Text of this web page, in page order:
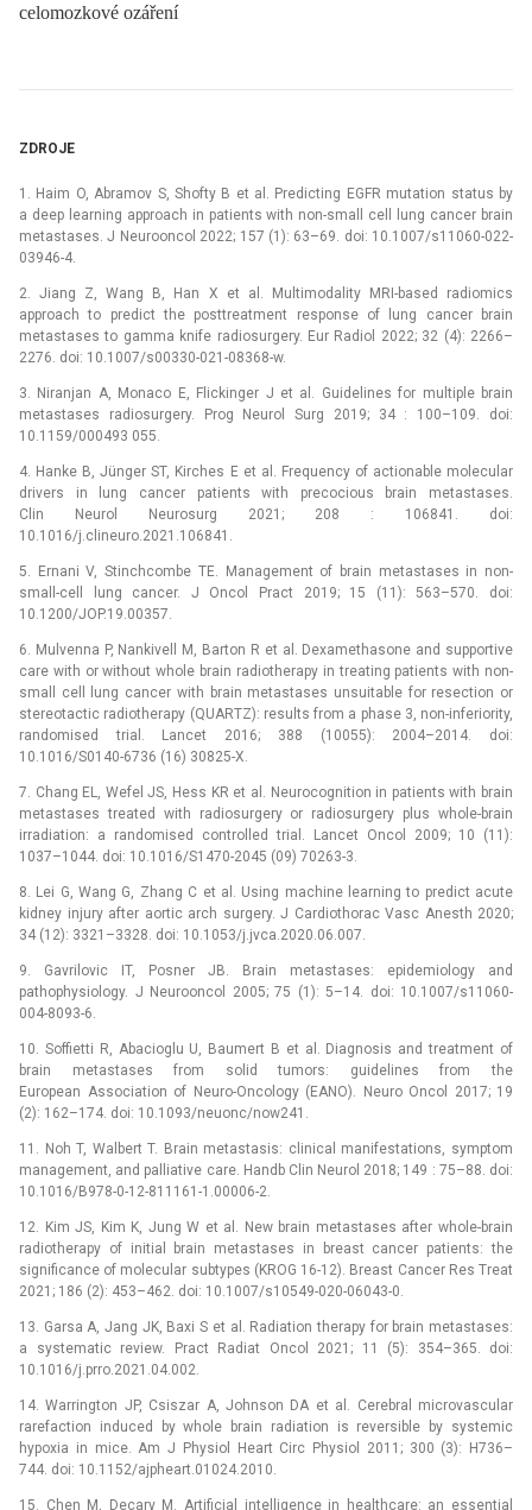
celomozkové ozáření
ZDROJE
1. Haim O, Abramov S, Shofty B et al. Predicting EGFR mutation status by
a deep learning approach in patients with non-small cell lung cancer brain
metastases. J Neurooncol 2022; 157 (1): 63–69. doi: 10.1007/s11060-022-
03946-4.
2. Jiang Z, Wang B, Han X et al. Multimodality MRI-based radiomics
approach to predict the posttreatment response of lung cancer brain
metastases to gamma knife radiosurgery. Eur Radiol 2022; 32 (4): 2266–
2276. doi: 10.1007/s00330-021-08368-w.
3. Niranjan A, Monaco E, Flickinger J et al. Guidelines for multiple brain
metastases radiosurgery. Prog Neurol Surg 2019; 34 : 100–109. doi:
10.1159/000493 055.
4. Hanke B, Jünger ST, Kirches E et al. Frequency of actionable molecular
drivers in lung cancer patients with precocious brain metastases.
Clin Neurol Neurosurg 2021; 208 : 106841. doi:
10.1016/j.clineuro.2021.106841.
5. Ernani V, Stinchcombe TE. Management of brain metastases in non-
small-cell lung cancer. J Oncol Pract 2019; 15 (11): 563–570. doi:
10.1200/JOP.19.00357.
6. Mulvenna P, Nankivell M, Barton R et al. Dexamethasone and supportive
care with or without whole brain radiotherapy in treating patients with non-
small cell lung cancer with brain metastases unsuitable for resection or
stereotactic radiotherapy (QUARTZ): results from a phase 3, non-inferiority,
randomised trial. Lancet 2016; 388 (10055): 2004–2014. doi:
10.1016/S0140-6736 (16) 30825-X.
7. Chang EL, Wefel JS, Hess KR et al. Neurocognition in patients with brain
metastases treated with radiosurgery or radiosurgery plus whole-brain
irradiation: a randomised controlled trial. Lancet Oncol 2009; 10 (11):
1037–1044. doi: 10.1016/S1470-2045 (09) 70263-3.
8. Lei G, Wang G, Zhang C et al. Using machine learning to predict acute
kidney injury after aortic arch surgery. J Cardiothorac Vasc Anesth 2020;
34 (12): 3321–3328. doi: 10.1053/j.jvca.2020.06.007.
9. Gavrilovic IT, Posner JB. Brain metastases: epidemiology and
pathophysiology. J Neurooncol 2005; 75 (1): 5–14. doi: 10.1007/s11060-
004-8093-6.
10. Soffietti R, Abacioglu U, Baumert B et al. Dia­gnosis and treatment of
brain metastases from solid tumors: guidelines from the
European Association of Neuro-Oncology (EANO). Neuro Oncol 2017; 19
(2): 162–174. doi: 10.1093/neuonc/now241.
11. Noh T, Walbert T. Brain metastasis: clinical manifestations, symptom
management, and palliative care. Handb Clin Neurol 2018; 149 : 75–88. doi:
10.1016/B978-0-12-811161-1.00006-2.
12. Kim JS, Kim K, Jung W et al. New brain metastases after whole-brain
radiotherapy of initial brain metastases in breast cancer patients: the
significance of molecular subtypes (KROG 16-12). Breast Cancer Res Treat
2021; 186 (2): 453–462. doi: 10.1007/s10549-020-06043-0.
13. Garsa A, Jang JK, Baxi S et al. Radiation therapy for brain metastases:
a systematic review. Pract Radiat Oncol 2021; 11 (5): 354–365. doi:
10.1016/j.prro.2021.04.002.
14. Warrington JP, Csiszar A, Johnson DA et al. Cerebral microvascular
rarefaction induced by whole brain radiation is reversible by systemic
hypoxia in mice. Am J Physiol Heart Circ Physiol 2011; 300 (3): H736–
744. doi: 10.1152/ajpheart.01024.2010.
15. Chen M, Decary M. Artificial intelligence in healthcare: an essential